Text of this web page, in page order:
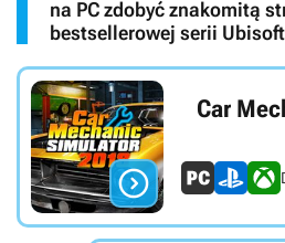
na PC zdobyć znakomitą
bestsellerowej serii

Car